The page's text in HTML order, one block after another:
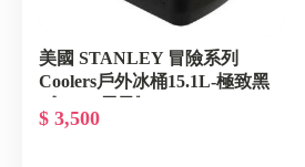
美國 STANLEY 冒險系列
Coolers戶外冰桶15.1L-極致黑
01623-200
$ 3,500